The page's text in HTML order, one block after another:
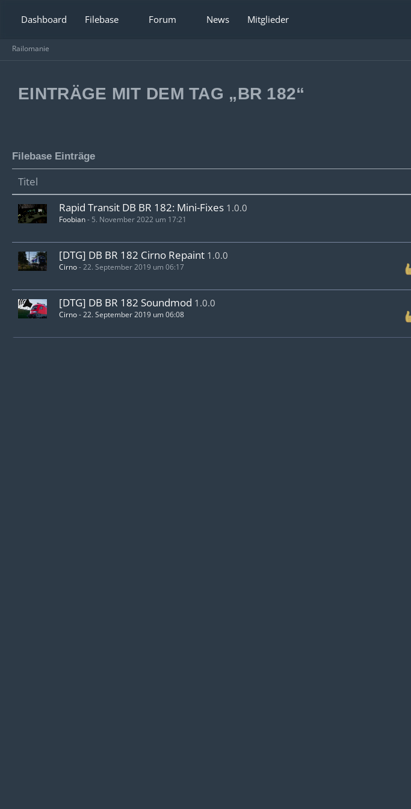
Dashboard Filebase Forum News Mitglieder
Railomanie
EINTRÄGE MIT DEM TAG „BR 182“
Filebase Einträge
Titel
Rapid Transit DB BR 182: Mini-Fixes 1.0.0
Foobian- 5. November 2022 um 17:21
[DTG] DB BR 182 Cirno Repaint 1.0.0
Cirno-22. September 2019 um 06:17
[DTG] DB BR 182 Soundmod 1.0.0
Cirno-22. September 2019 um 06:08